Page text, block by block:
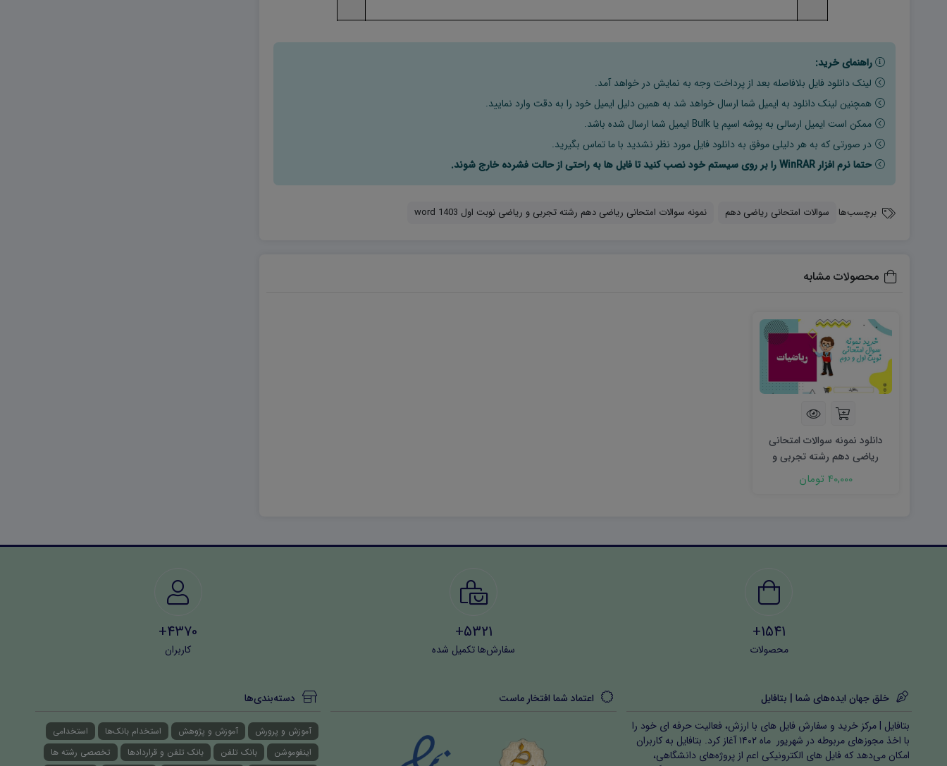
راهنمای خرید:
لینک دانلود فایل بلافاصله بعد از پرداخت وجه به نمایش در خواهد آمد.
همچنین لینک دانلود به ایمیل شما ارسال خواهد شد به همین دلیل ایمیل خود را به دقت وارد نمایید.
ممکن است ایمیل ارسالی به پوشه اسپم یا Bulk ایمیل شما ارسال شده باشد.
در صورتی که به هر دلیلی موفق به دانلود فایل مورد نظر نشدید با ما تماس بگیرید.
حتما نرم افزار WinRAR را بر روی سیستم خود نصب کنید تا فایل ها به راحتی از حالت فشرده خارج شوند.
برچسب‌ها سوالات امتحانی ریاضی دهم نمونه سوالات امتحانی ریاضی دهم رشته تجربی و ریاضی نوبت اول 1403 word
محصولات مشابه
دانلود نمونه سوالات امتحانی
ریاضی دهم رشته تجربی و
ریاضی نوبت اول ۱۴۰۳ word
40,000 تومان
1541+
محصولات
5321+
سفارش‌ها تکمیل شده
4370+
کاربران
خلق جهان ایده‌های شما | بتافایل
بتافایل | مرکز خرید و سفارش فایل های با ارزش، فعالیت حرفه ای خود را
با اخذ مجوزهای مربوطه در شهریور ماه ۱۴۰۲ آغاز کرد. بتافایل به کاربران
امکان می‌دهد که فایل های الکترونیکی اعم از پروژه‌های دانشگاهی،
اعتماد شما افتخار ماست دسته‌بندی‌ها
آموزش و پرورش آموزش و پژوهش استخدام بانک‌ها
استخدامی
اینفوموشن
بانک تلفن بانک تلفن و قراردادها تخصصی رشته ها